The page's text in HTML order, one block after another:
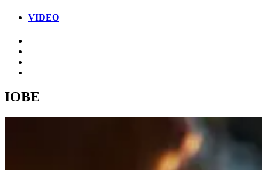
VIDEO
ΙΟΒΕ